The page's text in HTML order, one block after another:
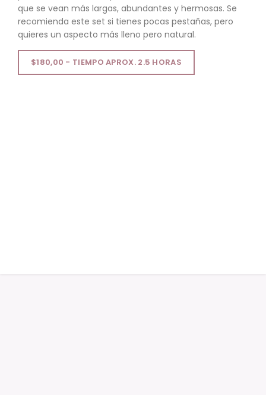
que se vean más largas, abundantes y hermosas. Se
recomienda este set si tienes pocas pestañas, pero
quieres un aspecto más lleno pero natural.
$180,00 - TIEMPO APROX. 2.5 HORAS